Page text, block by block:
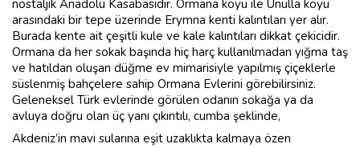
nostaljik Anadolu Kasabasıdır. Ormana köyü ile Unulla köyü
arasındaki bir tepe üzerinde Erymna kenti kalıntıları yer alır.
Burada kente ait çeşitli kule ve kale kalıntıları dikkat çekicidir.
Ormana da her sokak başında hiç harç kullanılmadan yığma taş
ve hatıldan oluşan düğme ev mimarisiyle yapılmış çiçeklerle
süslenmiş bahçelere sahip Ormana Evlerini görebilirsiniz.
Geleneksel Türk evlerinde görülen odanın sokağa ya da
avluya doğru olan üç yanı çıkıntılı, cumba şeklinde,
Akdeniz’in mavi sularına eşit uzaklıkta kalmaya özen